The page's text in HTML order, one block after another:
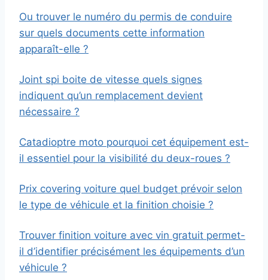
Ou trouver le numéro du permis de conduire
sur quels documents cette information
apparaît-elle ?
Joint spi boite de vitesse quels signes
indiquent qu’un remplacement devient
nécessaire ?
Catadioptre moto pourquoi cet équipement est-
il essentiel pour la visibilité du deux-roues ?
Prix covering voiture quel budget prévoir selon
le type de véhicule et la finition choisie ?
Trouver finition voiture avec vin gratuit permet-
il d’identifier précisément les équipements d’un
véhicule ?